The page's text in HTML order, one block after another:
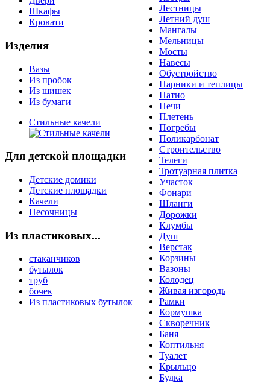
Шкафы
Кровати
Изделия
Вазы
Из пробок
Из шишек
Из бумаги
Стильные качели
Для детской площадки
Детские домики
Детские площадки
Качели
Песочницы
Из пластиковых...
стаканчиков
бутылок
труб
бочек
Из пластиковых бутылок
Лестницы
Летний душ
Мангалы
Мельницы
Мосты
Навесы
Обустройство
Парники и теплицы
Патио
Печи
Плетень
Погребы
Поликарбонат
Строительство
Телеги
Тротуарная плитка
Участок
Фонари
Шланги
Дорожки
Клумбы
Душ
Верстак
Корзины
Вазоны
Колодец
Живая изгородь
Рамки
Кормушка
Скворечник
Баня
Коптильня
Туалет
Крыльцо
Будка